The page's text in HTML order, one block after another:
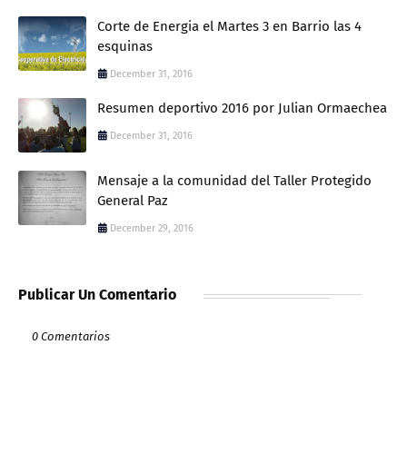
Corte de Energia el Martes 3 en Barrio las 4
esquinas
December 31, 2016
Resumen deportivo 2016 por Julian Ormaechea
December 31, 2016
Mensaje a la comunidad del Taller Protegido
General Paz
December 29, 2016
Publicar Un Comentario
0 Comentarios